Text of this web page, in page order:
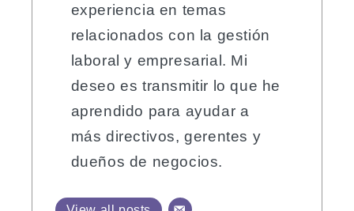
experiencia en temas
relacionados con la gestión
laboral y empresarial. Mi
deseo es transmitir lo que he
aprendido para ayudar a
más directivos, gerentes y
dueños de negocios.